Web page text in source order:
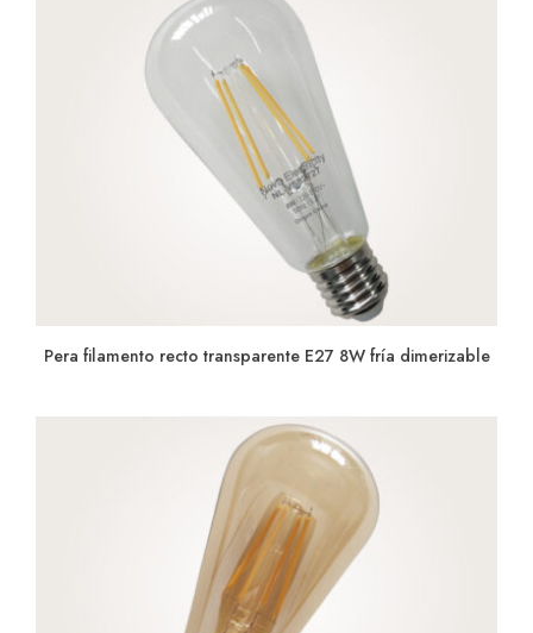
Pera filamento recto transparente E27 8W fría dimerizable